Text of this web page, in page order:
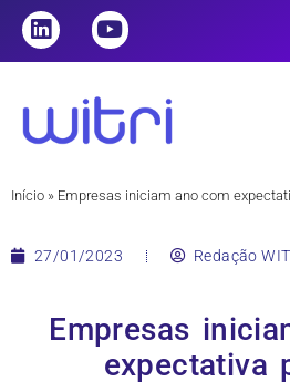
Início » Empresas iniciam ano com
27/01/2023 Redação
Empresas
expectativa